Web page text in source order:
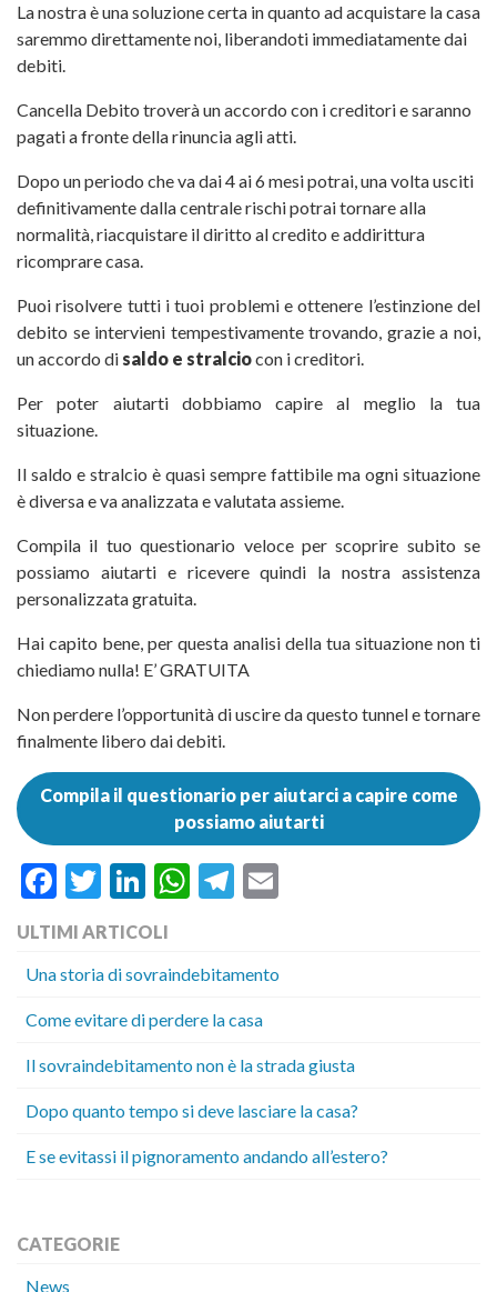
La nostra è una soluzione certa in quanto ad acquistare la casa
saremmo direttamente noi, liberandoti immediatamente dai
debiti.
Cancella Debito troverà un accordo con i creditori e saranno
pagati a fronte della rinuncia agli atti.
Dopo un periodo che va dai 4 ai 6 mesi potrai, una volta usciti
definitivamente dalla centrale rischi potrai tornare alla
normalità, riacquistare il diritto al credito e addirittura
ricomprare casa.
Puoi risolvere tutti i tuoi problemi e ottenere l’estinzione del
debito se intervieni tempestivamente trovando, grazie a noi,
un accordo di saldo e stralciocon i creditori.
Per poter aiutarti dobbiamo capire al meglio la tua
situazione.
Il saldo e stralcio è quasi sempre fattibile ma ogni situazione
è diversa e va analizzata e valutata assieme.
Compila il tuo questionario veloce per scoprire subito se
possiamo aiutarti e ricevere quindi la nostra assistenza
personalizzata gratuita.
Hai capito bene, per questa analisi della tua situazione non ti
chiediamo nulla! E’ GRATUITA
Non perdere l’opportunità di uscire da questo tunnel e tornare
finalmente libero dai debiti.
Compila il questionario per aiutarci a capire come
possiamo aiutarti
Facebook
Twitter
LinkedIn
WhatsApp
Telegram
ULTIMI ARTICOLI
Una storia di sovraindebitamento
Come evitare di perdere la casa
Il sovraindebitamento non è la strada giusta
Dopo quanto tempo si deve lasciare la casa?
E se evitassi il pignoramento andando all’estero?
CATEGORIE
News